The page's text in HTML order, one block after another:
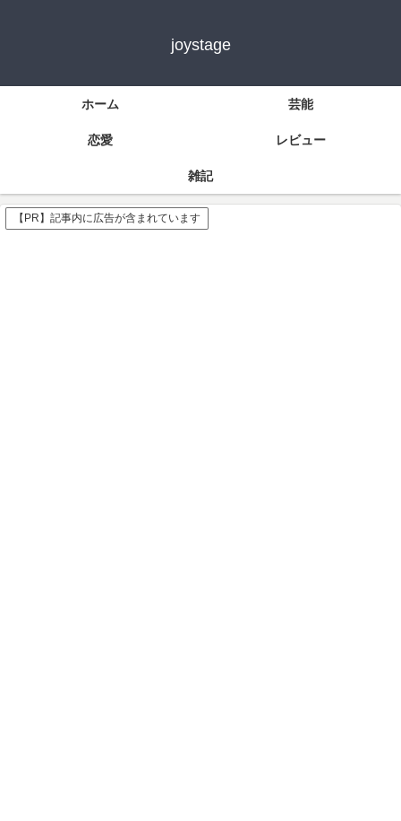
joystage
ホーム 芸能
恋愛 レビュー
雑記
【PR】記事内に広告が含まれています